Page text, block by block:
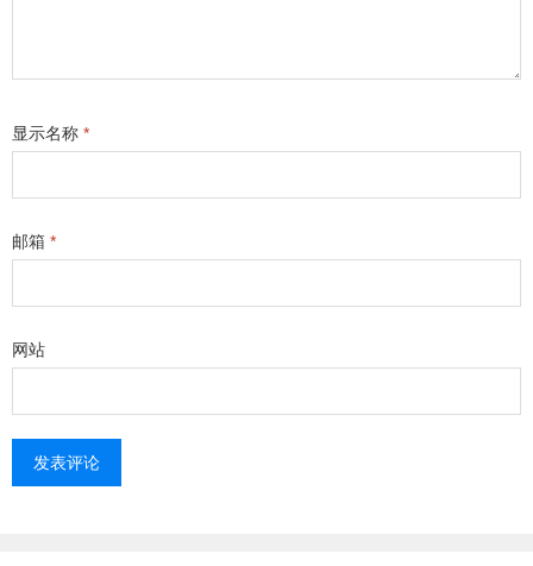
显示名称 *
邮箱 *
网站